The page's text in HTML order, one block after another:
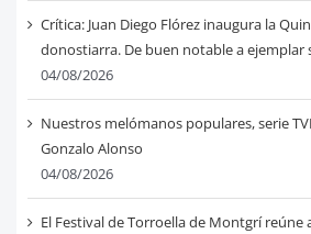
Crítica: Juan Diego Flórez inaugura la
donostiarra. De buen notable a ejemplar
04/08/2026
Nuestros melómanos populares, serie
Gonzalo Alonso
04/08/2026
El Festival de Torroella de Montgrí reúne